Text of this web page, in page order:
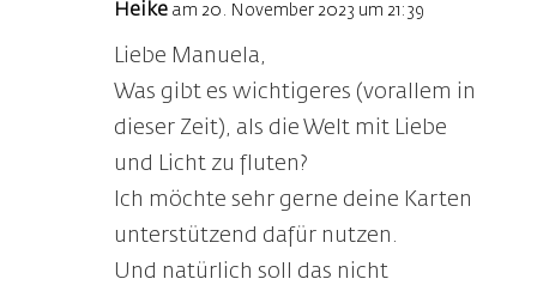
Heike am 20. November 2023 um 21:39
Liebe Manuela,
Was gibt es wichtigeres (vorallem in
dieser Zeit), als die Welt mit Liebe
und Licht zu fluten?
Ich möchte sehr gerne deine Karten
unterstützend dafür nutzen.
Und natürlich soll das nicht